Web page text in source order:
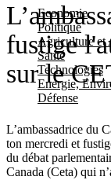
Economie
Politique
Agriculture et
Santé
Technologies
Energie,
Défense
fustige
sur le
L’ambassadrice du
ton mercredi et
du débat
Canada (Ceta) qui